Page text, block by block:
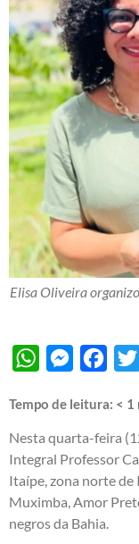
Elisa Oliveira
WhatsAppMessenger
Tempo de leitura: < 1
Nesta quarta-feira
Integral Professor
Itaípe, zona norte de
Muximba, Amor
negros da Bahia.